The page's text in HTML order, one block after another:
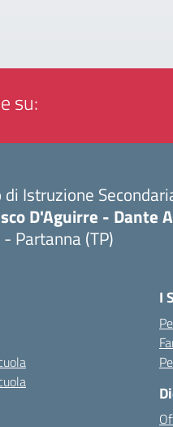
su:
Istruzione
D'Aguirre - Dante
Partanna (TP)
I